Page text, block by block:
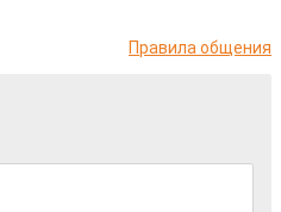
Правила общения